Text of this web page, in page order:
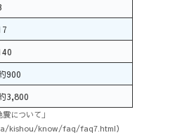
900
3,800
について」
kishou/know/faq/faq7.html）